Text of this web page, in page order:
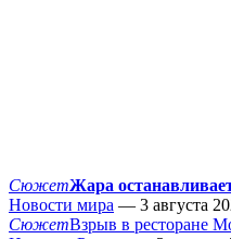
СюжетЖара
Новости мира — 3 августа
СюжетВзрыв в ресторане